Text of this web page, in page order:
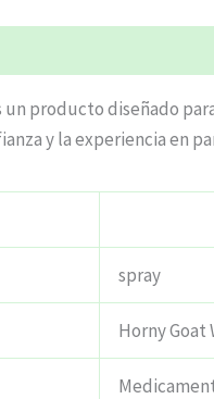
producto diseñado
y la experiencia en
spray
Horny Goat